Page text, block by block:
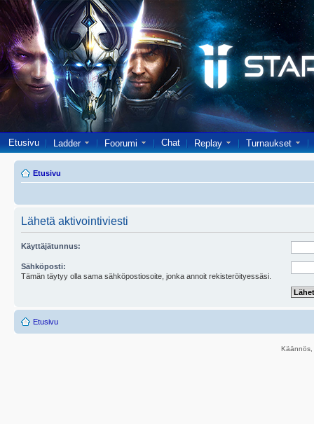
Etusivu Ladder Foorumi Chat Replay Turnaukset
Etusivu
Lähetä aktivointiviesti
Käyttäjätunnus:
Sähköposti:
Tämän täytyy olla sama sähköpostiosoite, jonka annoit rekisteröityessäsi.
Etusivu